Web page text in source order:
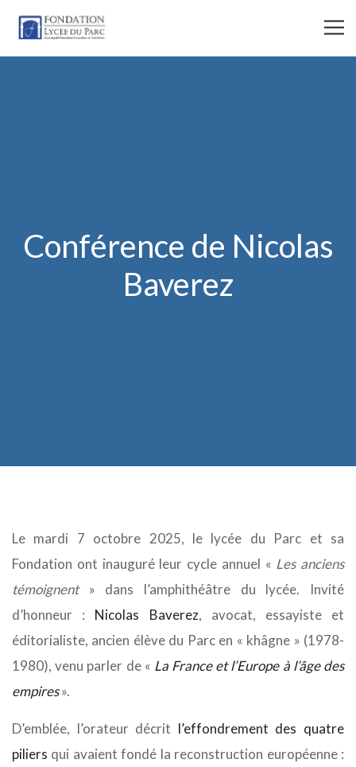
Conférence de Nicolas
Baverez
Le mardi 7 octobre 2025, le lycée du Parc et sa
Fondation ont inauguré leur cycle annuel « Les anciens
témoignent» dans l’amphithéâtre du lycée. Invité
d’honneur : Nicolas Baverez, avocat, essayiste et
éditorialiste, ancien élève du Parc en « khâgne » (1978-
1980), venu parler de « La France et l’Europe à l’âge des
empires».
D’emblée, l’orateur décrit l’effondrement des quatre
piliers qui avaient fondé la reconstruction européenne :